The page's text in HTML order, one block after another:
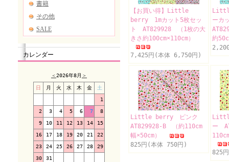
カレンダー
＜2026年8月 ＞
日 月 火 水 木 金 土
1
2 3 4 5 6 7 8
9 10 11 12 13 14 15
16 17 18 19 20 21 22
23 24 25 26 27 28 29
30 31
【お買い得】Little
berry 1mカット5枚セッ
ト AT829928 （1枚の大
きさ約100cm×110cm）
7,425円(本体 6,750円)
ーカ
約
Little berry ピンク
AT829928-B （約110cm
幅×50cm）
825円(本体 750円)
ー
825